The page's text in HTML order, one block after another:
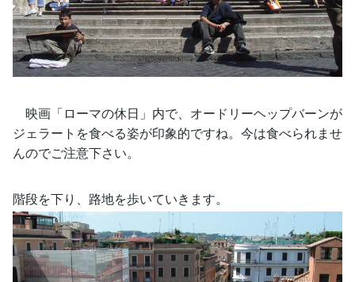
映画「ローマの休日」内で、オードリーヘップバーンが
ジェラートを食べる姿が印象的ですね。今は食べられませ
んのでご注意下さい。
階段を下り、路地を歩いていきます。